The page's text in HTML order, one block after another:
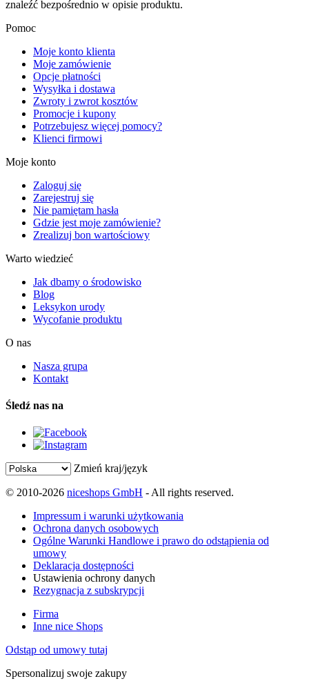
znaleźć bezpośrednio w opisie produktu.
Pomoc
Moje konto klienta
Moje zamówienie
Opcje płatności
Wysyłka i dostawa
Zwroty i zwrot kosztów
Promocje i kupony
Potrzebujesz więcej pomocy?
Klienci firmowi
Moje konto
Zaloguj się
Zarejestruj się
Nie pamiętam hasła
Gdzie jest moje zamówienie?
Zrealizuj bon wartościowy
Warto wiedzieć
Jak dbamy o środowisko
Blog
Leksykon urody
Wycofanie produktu
O nas
Nasza grupa
Kontakt
Śledź nas na
Zmień kraj/język
© 2010-2026 niceshops GmbH - All rights reserved.
Impressum i warunki użytkowania
Ochrona danych osobowych
Ogólne Warunki Handlowe i prawo do odstąpienia od
umowy
Deklaracja dostępności
Ustawienia ochrony danych
Rezygnacja z subskrypcji
Firma
Inne nice Shops
Odstąp od umowy tutaj
Spersonalizuj swoje zakupy